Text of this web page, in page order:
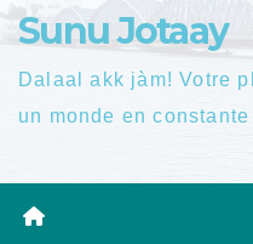
Sunu Jotaay
Dalaal akk jàm! Votre
un monde en